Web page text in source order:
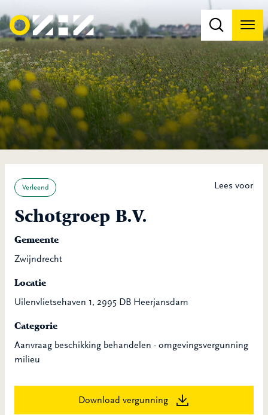
Lees voor
Verleend
Schotgroep B.V.
Gemeente
Zwijndrecht
Locatie
Uilenvlietsehaven 1, 2995 DB Heerjansdam
Categorie
Aanvraag beschikking behandelen - omgevingsvergunning
milieu
Download vergunning